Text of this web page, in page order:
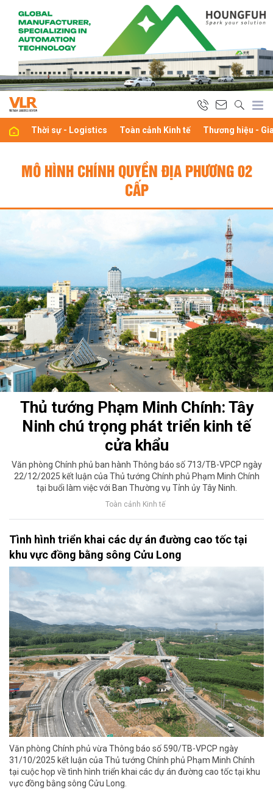
Thời sự - Logistics Toàn cảnh Kinh tế Thương hiệu -
MÔ HÌNH CHÍNH QUYỀN ĐỊA PHƯƠNG 02
CẤP
Thủ tướng Phạm Minh Chính: Tây
Ninh chú trọng phát triển kinh tế
cửa khẩu
Văn phòng Chính phủ ban hành Thông báo số 713/TB-VPCP ngày
22/12/2025 kết luận của Thủ tướng Chính phủ Phạm Minh Chính
tại buổi làm việc với Ban Thường vụ Tỉnh ủy Tây Ninh.
Toàn cảnh Kinh tế
Tình hình triển khai các dự án đường cao tốc tại
khu vực đồng bằng sông Cửu Long
Văn phòng Chính phủ vừa Thông báo số 590/TB-VPCP ngày
31/10/2025 kết luận của Thủ tướng Chính phủ Phạm Minh Chính
tại cuộc họp về tình hình triển khai các dự án đường cao tốc tại khu
vực đồng bằng sông Cửu Long.